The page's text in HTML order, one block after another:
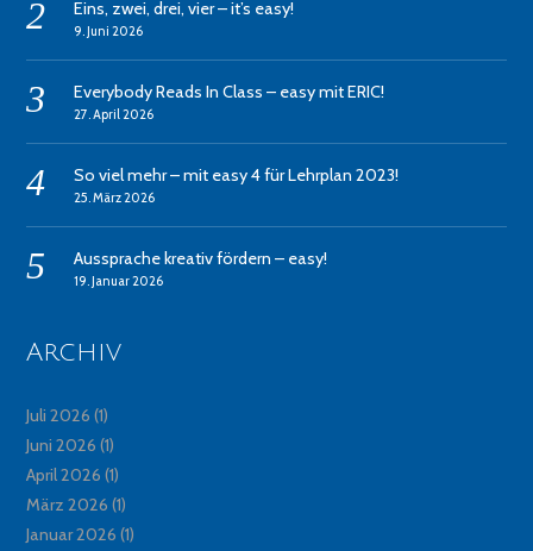
Eins, zwei, drei, vier – it’s easy!
9. Juni 2026
Everybody Reads In Class – easy mit ERIC!
27. April 2026
So viel mehr – mit easy 4 für Lehrplan 2023!
25. März 2026
Aussprache kreativ fördern – easy!
19. Januar 2026
Archiv
Juli 2026 (1)
Juni 2026 (1)
April 2026 (1)
März 2026 (1)
Januar 2026 (1)